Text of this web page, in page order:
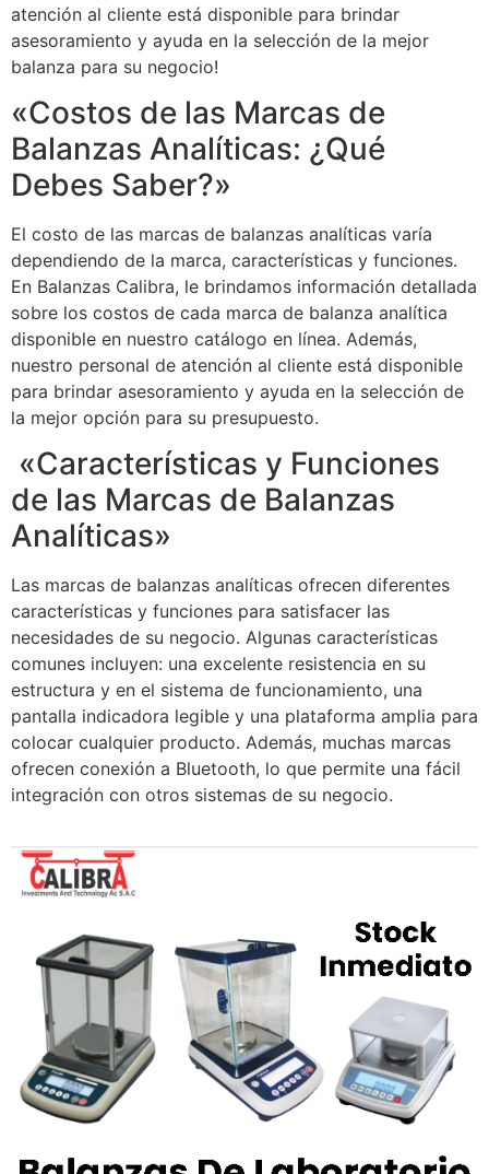
atención al cliente está disponible para brindar
asesoramiento y ayuda en la selección de la mejor
balanza para su negocio!
«Costos de las Marcas de
Balanzas Analíticas: ¿Qué
Debes Saber?»
El costo de las marcas de balanzas analíticas varía
dependiendo de la marca, características y funciones.
En Balanzas Calibra, le brindamos información detallada
sobre los costos de cada marca de balanza analítica
disponible en nuestro catálogo en línea. Además,
nuestro personal de atención al cliente está disponible
para brindar asesoramiento y ayuda en la selección de
la mejor opción para su presupuesto.
«Características y Funciones
de las Marcas de Balanzas
Analíticas»
Las marcas de balanzas analíticas ofrecen diferentes
características y funciones para satisfacer las
necesidades de su negocio. Algunas características
comunes incluyen: una excelente resistencia en su
estructura y en el sistema de funcionamiento, una
pantalla indicadora legible y una plataforma amplia para
colocar cualquier producto. Además, muchas marcas
ofrecen conexión a Bluetooth, lo que permite una fácil
integración con otros sistemas de su negocio.